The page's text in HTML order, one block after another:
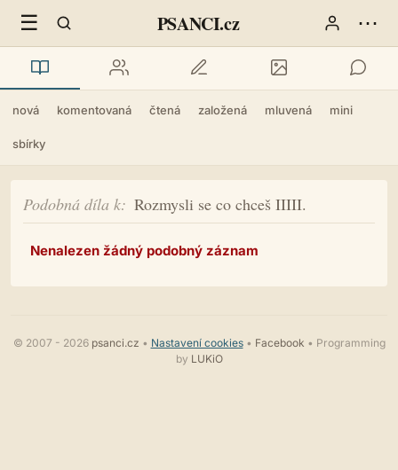
☰ PSANCI.cz ⋯
nová komentovaná čtená založená mluvená mini
sbírky
Podobná díla k Rozmysli se co chceš IIIII.
Nenalezen žádný podobný záznam
© 2007 - 2026 psanci.cz • Nastavení cookies• Facebook • Programming
by LUKiO